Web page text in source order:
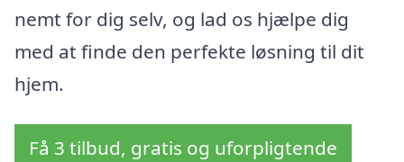
nemt for dig selv, og lad os hjælpe dig
med at finde den perfekte løsning til dit
hjem.
Få 3 tilbud, gratis og uforpligtende